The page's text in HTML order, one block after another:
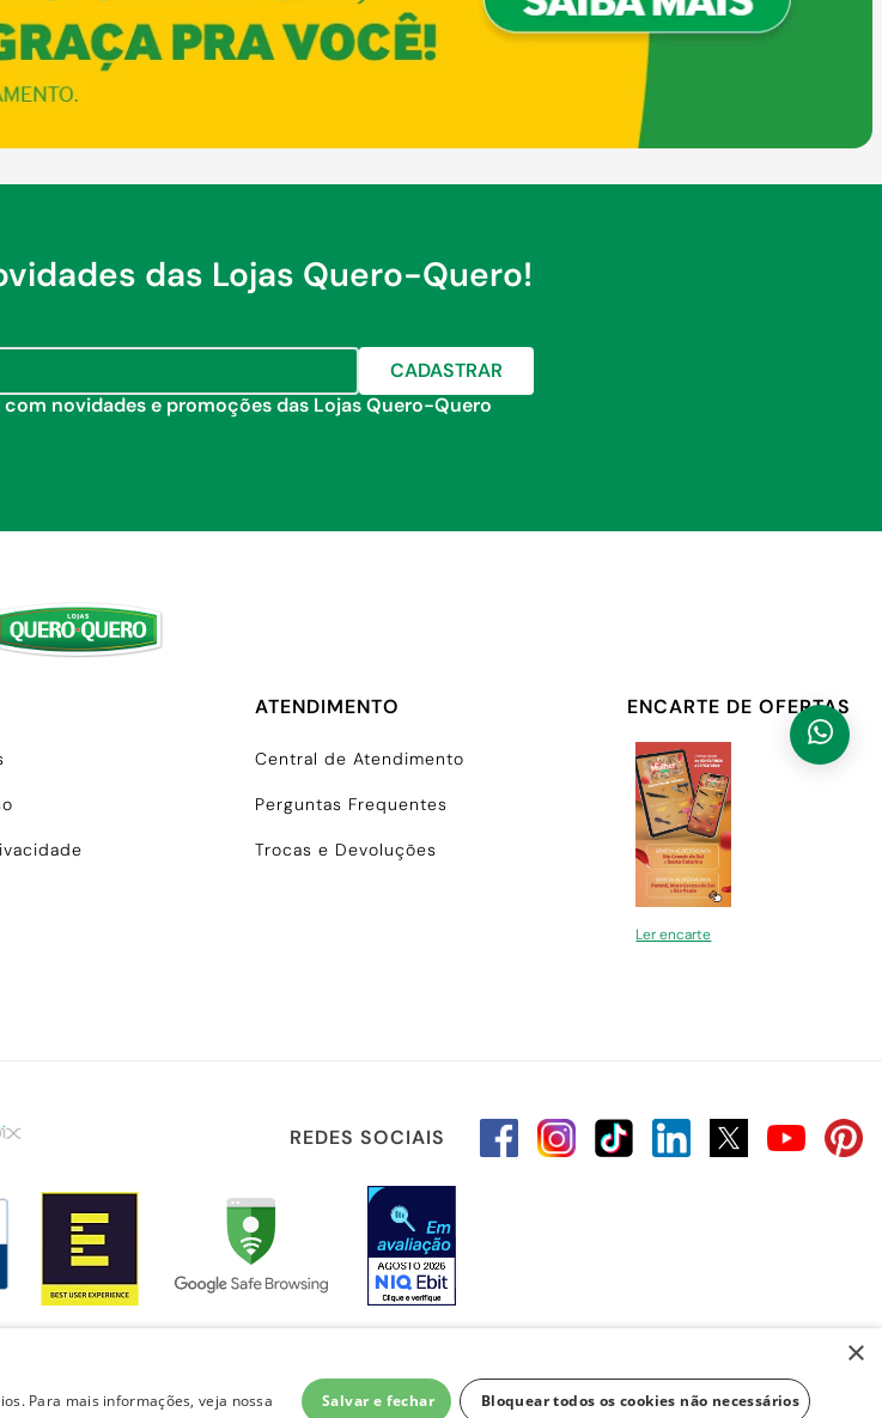
das Lojas Quero-Quero!
CADASTRAR
novidades e promoções das Lojas Quero-Quero
ATENDIMENTO
Central de Atendimento
Perguntas Frequentes
Trocas e Devoluções
ENCARTE DE OFERTAS
Ler encarte
REDES SOCIAIS
×
Para mais informações, veja nossa
Salvar e fechar Bloquear todos os cookies não necessários